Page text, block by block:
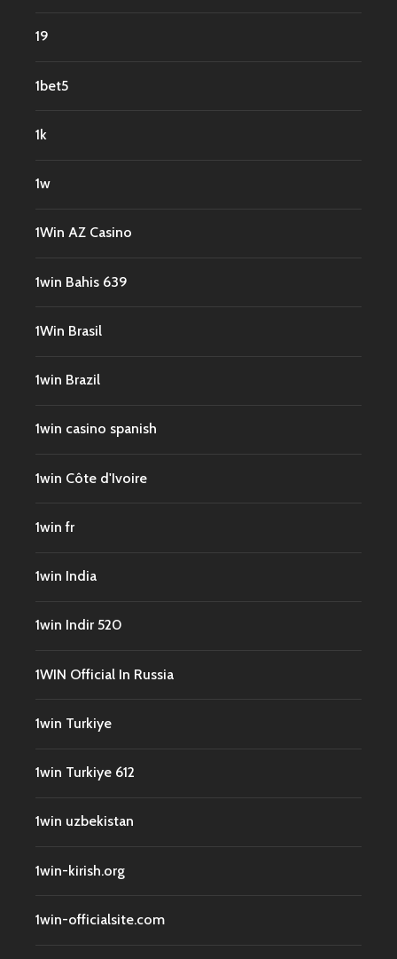
19
1bet5
1k
1w
1Win AZ Casino
1win Bahis 639
1Win Brasil
1win Brazil
1win casino spanish
1win Côte d'Ivoire
1win fr
1win India
1win Indir 520
1WIN Official In Russia
1win Turkiye
1win Turkiye 612
1win uzbekistan
1win-kirish.org
1win-officialsite.com